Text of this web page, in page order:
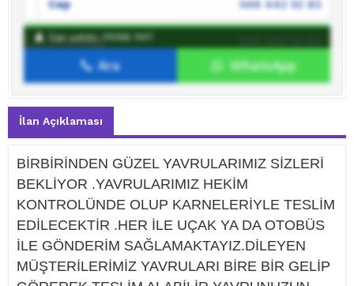
Cep 546 442 52 83
WhatsApp
İlan sahibine mesaj gönder
İlan sahibi: PRİME PATİ
Ara WhatsApp
İlan Açıklaması
BİRBİRİNDEN GÜZEL YAVRULARIMIZ SİZLERİ
BEKLİYOR .YAVRULARIMIZ HEKİM
KONTROLÜNDE OLUP KARNELERİYLE TESLİM
EDİLECEKTİR .HER İLE UÇAK YA DA OTOBÜS
İLE GÖNDERİM SAĞLAMAKTAYIZ.DİLEYEN
MÜŞTERİLERİMİZ YAVRULARI BİRE BİR GELİP